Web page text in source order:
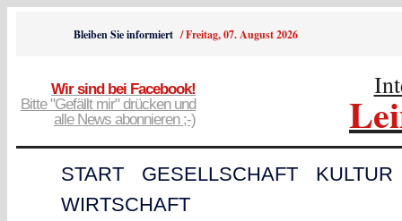
Bleiben Sie informiert /Freitag, 07. August 2026
Wir sind bei Facebook!
Bitte "Gefällt mir" drücken und
alle News abonnieren ;-)
START GESELLSCHAFT
KULTUR
WIRTSCHAFT